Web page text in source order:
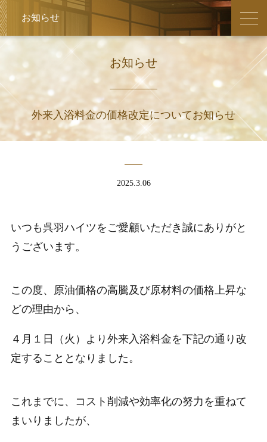
周辺観光
日帰り
会議・研修
お祝い・ご法要
宿泊プラン
お知らせ
外来入浴料金の価格改定についてお知らせ
2025.3.06
いつも呉羽ハイツをご愛顧いただき誠にありがと
うございます。
この度、原油価格の高騰及び原材料の価格上昇な
どの理由から、
４月１日（火）より外来入浴料金を下記の通り改
定することとなりました。
これまでに、コスト削減や効率化の努力を重ねて
まいりましたが、